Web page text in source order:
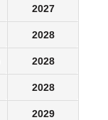
2027
2028
2028
2028
2029